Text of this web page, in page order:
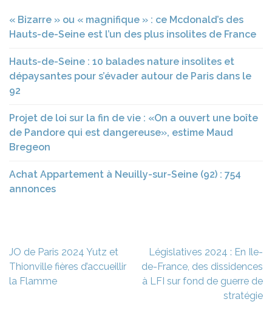
« Bizarre » ou « magnifique » : ce Mcdonald’s des
Hauts-de-Seine est l’un des plus insolites de France
Hauts-de-Seine : 10 balades nature insolites et
dépaysantes pour s’évader autour de Paris dans le
92
Projet de loi sur la fin de vie : «On a ouvert une boîte
de Pandore qui est dangereuse», estime Maud
Bregeon
Achat Appartement à Neuilly-sur-Seine (92) : 754
annonces
Navigation
de
l’article
JO de Paris 2024 Yutz et
Thionville fières d’accueillir
la Flamme
Législatives 2024 : En Ile-
de-France, des dissidences
à LFI sur fond de guerre de
stratégie